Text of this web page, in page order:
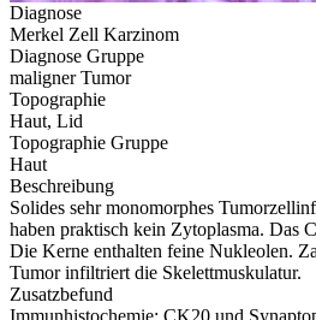
Diagnose
Merkel Zell Karzinom
Diagnose Gruppe
maligner Tumor
Topographie
Haut, Lid
Topographie Gruppe
Haut
Beschreibung
Solides sehr monomorphes
haben praktisch kein Zytoplasma. Das
Die Kerne enthalten feine Nukleolen.
Tumor infiltriert die Skelettmuskulatur.
Zusatzbefund
Immunhistochemie: CK20 und